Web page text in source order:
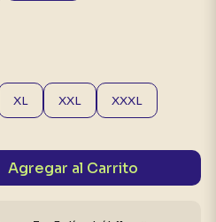
XL XXL XXXL
Agregar al Carrito